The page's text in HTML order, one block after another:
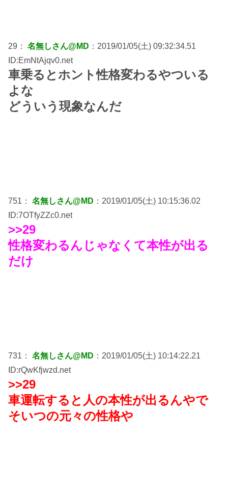
29： 名無しさん@MD ：2019/01/05(土) 09:32:34.51
ID:EmNtAjqv0.net
車乗るとホント性格変わるやついる
よな
どういう現象なんだ
751： 名無しさん@MD ：2019/01/05(土) 10:15:36.02
ID:7OTfyZZc0.net
>>29
性格変わるんじゃなくて本性が出る
だけ
731： 名無しさん@MD ：2019/01/05(土) 10:14:22.21
ID:rQwKfjwzd.net
>>29
車運転すると人の本性が出るんやで
そいつの元々の性格や